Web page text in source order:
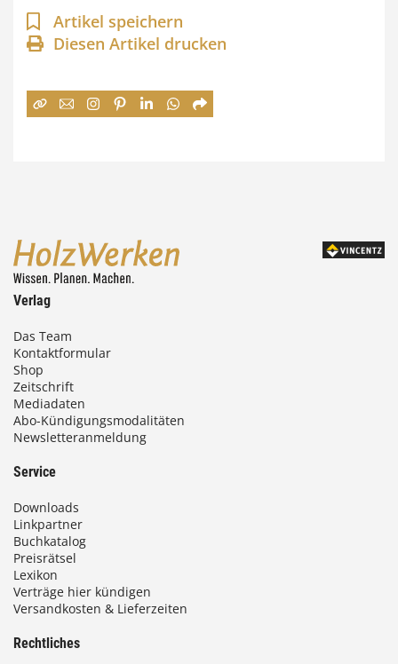
a
n
e
0
€
Artikel speichern
Diesen Artikel drucken
Verlag
Das Team
Kontaktformular
Shop
Zeitschrift
Mediadaten
Abo-Kündigungsmodalitäten
Newsletteranmeldung
Service
Downloads
Linkpartner
Buchkatalog
Preisrätsel
Lexikon
Verträge hier kündigen
Versandkosten & Lieferzeiten
Rechtliches